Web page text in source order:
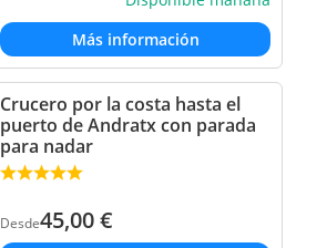
Más información
Crucero por la costa hasta el
puerto de Andratx con parada
para nadar
Desde45,00€